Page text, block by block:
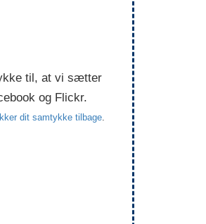
til, at vi sætter
og Flickr.
dit samtykke tilbage.